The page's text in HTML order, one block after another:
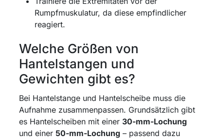
Rumpfmuskulatur, da diese empfindlicher
reagiert.
Welche Größen von
Hantelstangen und
Gewichten gibt es?
Bei Hantelstange und Hantelscheibe muss die
Aufnahme zusammenpassen. Grundsätzlich gibt
es Hantelscheiben mit einer 30-mm-Lochung
und einer 50-mm-Lochung – passend dazu